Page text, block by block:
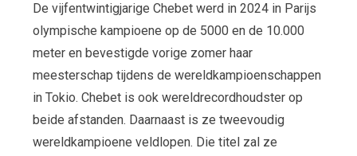
De vijfentwintigjarige Chebet werd in 2024 in Parijs
olympische kampioene op de 5000 en de 10.000
meter en bevestigde vorige zomer haar
meesterschap tijdens de wereldkampioenschappen
in Tokio. Chebet is ook wereldrecordhoudster op
beide afstanden. Daarnaast is ze tweevoudig
wereldkampioene veldlopen. Die titel zal ze